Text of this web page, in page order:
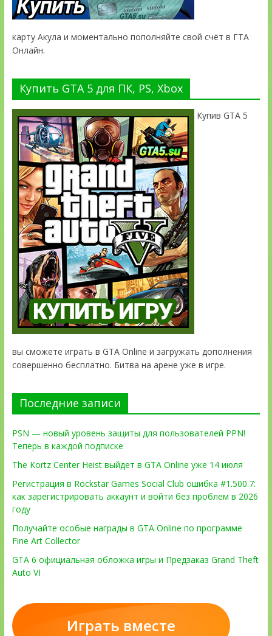
карту Акула и моментально пополняйте свой счёт в ГТА
Онлайн.
Купить GTA 5 для ПК, PS, Xbox
Купив GTA 5
вы сможете играть в GTA Online и загружать дополнения
совершенно бесплатно. Битва на арене уже в игре.
Последние записи
PSN — новый уровень защиты для пользователей PPN!
Теперь в каждой подписке
The Kortz Center Heist выйдет в GTA Online уже 14 июля
Регистрация в Rockstar Games Social Club ошибка #1.500.7:
как зарегистрировать аккаунт и войти без проблем в 2026
году
Получайте особые награды в GTA Online по программе
Fine Art Collector
GTA 6 официальная обложка игры и Предзаказ Grand Theft
Auto VI
Играть вместе